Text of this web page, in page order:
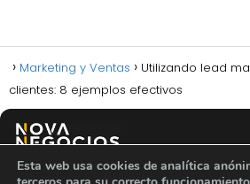
Marketing y Ventas
Utilizando lead
clientes: 8 ejemplos efectivos
Política de privacidad Política de
Esta web usa cookies de analítica